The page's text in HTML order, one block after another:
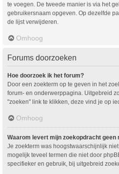
te voegen. De tweede manier is via het
gebruikersnaam opgeven. Op dezelfde
de lijst verwijderen.
Omhoog
Forums doorzoeken
Hoe doorzoek ik het forum?
Door een zoekterm op te geven in het
forum- en onderwerppagina. Uitgebreid
"zoeken" link te klikken, deze vind je op
Omhoog
Waarom levert mijn zoekopdracht geen
Je zoekterm was hoogstwaarschijnlijk
mogelijk teveel termen die niet door
specifieker en gebruik, bij uitgebreid